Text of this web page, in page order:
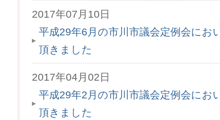
2017年07月10日
平成29年6月の市川市議会定例会にお
頂きました
2017年04月02日
平成29年2月の市川市議会定例会にお
頂きました